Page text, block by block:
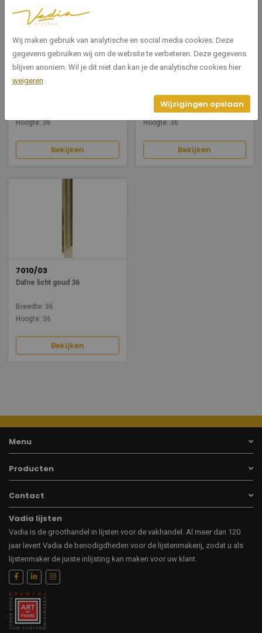
7010/04
Dafne donker goud 36
Hoogte: 36
Bekijken
7010/02
Breedte: 36
Hoogte: 36
Bekijken
7010/03
Dafne licht goud 36
Breedte: 36
Hoogte: 36
Bekijken
Menu
Producten
Contact
Vadia lijsten
Vadia is de groothandel in lijsten voor de vakhandel. Al meer dan 120
jaar levert Vadia de benodigdheden voor de lijstenmakerij, zodat u als
lijstenmaker de juiste inlijsting kan maken voor uw klant.
Wij maken gebruik van analytische en social media cookies. Deze
gegevens gebruiken wij om de website te verbeteren. Deze gegevens
blijven anoniem. Wil je dit niet dan kan je de analytische cookies hier
weigeren
Wijzigingen opslaan